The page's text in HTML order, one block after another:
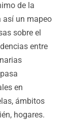
de la
así un mapeo
sobre el
entre
en
ámbitos
hogares.